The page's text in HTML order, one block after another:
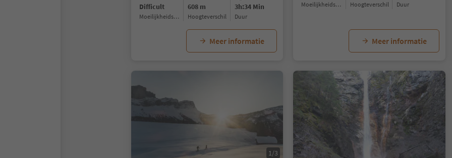
Difficult
Moeilijkheidsgraad
608 m
Hoogteverschil
3h:34 Min
Duur
Meer informatie
Moeilijkheidsgraad Hoogteverschil Duur
Meer informatie
1/3